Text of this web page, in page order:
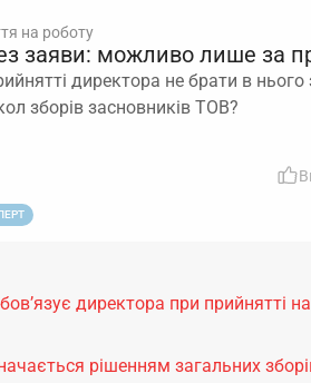
на роботу
заяви: можливо лише за
директора не брати в нього
зборів засновників ТОВ?
директора при прийнятті
рішенням загальних